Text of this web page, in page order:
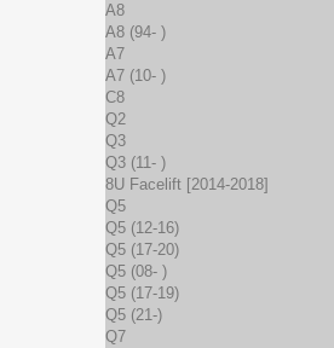
A8
A8 (94- )
A7
A7 (10- )
C8
Q2
Q3
Q3 (11- )
8U Facelift [2014-2018]
Q5
Q5 (12-16)
Q5 (17-20)
Q5 (08- )
Q5 (17-19)
Q5 (21-)
Q7